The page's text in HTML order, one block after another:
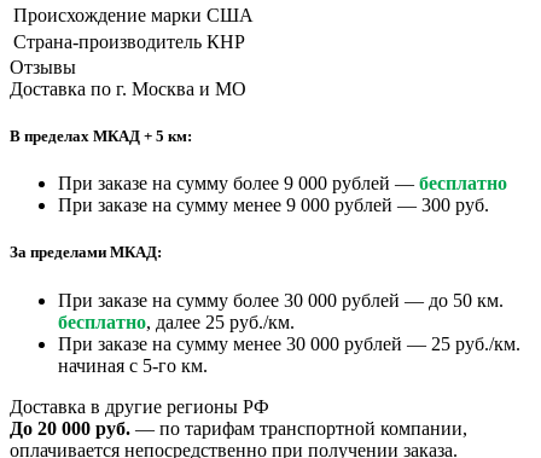
Происхождение марки США
Страна-производитель КНР
Отзывы
Доставка по г. Москва и МО
В пределах МКАД + 5 км:
При заказе на сумму более 9 000 рублей — бесплатно
При заказе на сумму менее 9 000 рублей — 300 руб.
За пределами МКАД:
При заказе на сумму более 30 000 рублей — до 50 км.
бесплатно, далее 25 руб./км.
При заказе на сумму менее 30 000 рублей — 25 руб./км.
начиная с 5-го км.
Доставка в другие регионы РФ
До 20 000 руб. — по тарифам транспортной компании,
оплачивается непосредственно при получении заказа.